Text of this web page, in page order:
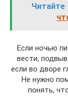
Читайте
Если ночью
вести,
если во дворе
Не нужно
понять,